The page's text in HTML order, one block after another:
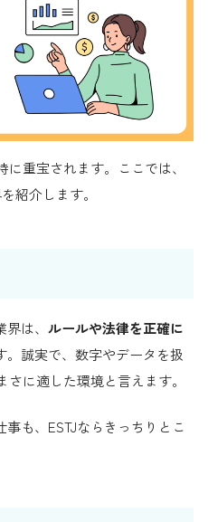
重宝されます。ここでは、
紹介します。
は、 ルールや法律を正確に
。誠実で、数字やデータを扱
さに適した環境と言えます。
も、ESTJならきっちりとこ